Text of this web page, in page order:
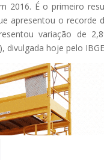
2016. É o primeiro
apresentou o recorde
variação de
divulgada hoje pelo